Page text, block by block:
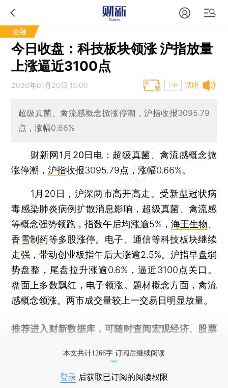
金融
今日收盘：科技板块领涨 沪指放量
上涨逼近3100点
试听
2020年01月20日 15:00 T中
超级真菌、禽流感概念掀涨停潮，沪指收报3095.79
点，涨幅0.66%
财新网1月20日电 ：超级真菌、禽流感概念掀
涨停潮，沪指收报3095.79点，涨幅0.66%。
1月20日，沪深两市高开高走。受新型冠状病
毒感染肺炎病例扩散消息影响，超级真菌、禽流感
等概念强势领跑，指数午后均涨逾5%， 海王生物、
香雪制药等多股涨停。电子、通信等科技板块继续
走强，带动创业板指午后大涨逾2.5%。沪指早盘弱
势盘整，尾盘拉升涨逾0.6%，逼近3100点关口。
盘面上多数飘红，电子领涨。题材概念方面，禽流
感概念领涨。两市成交量较上一交易日明显放量。
推荐进入 财新数据库 ，可随时查阅宏观经济、股票
本文共计1266字 订阅后继续阅读
登录 后获取已订阅的阅读权限